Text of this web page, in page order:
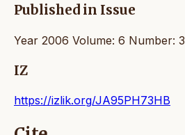
Published in Issue
Year 2006 Volume: 6 Number: 3
IZ
https://izlik.org/JA95PH73HB